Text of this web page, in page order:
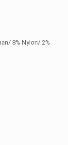
8% Nylon/ 2%